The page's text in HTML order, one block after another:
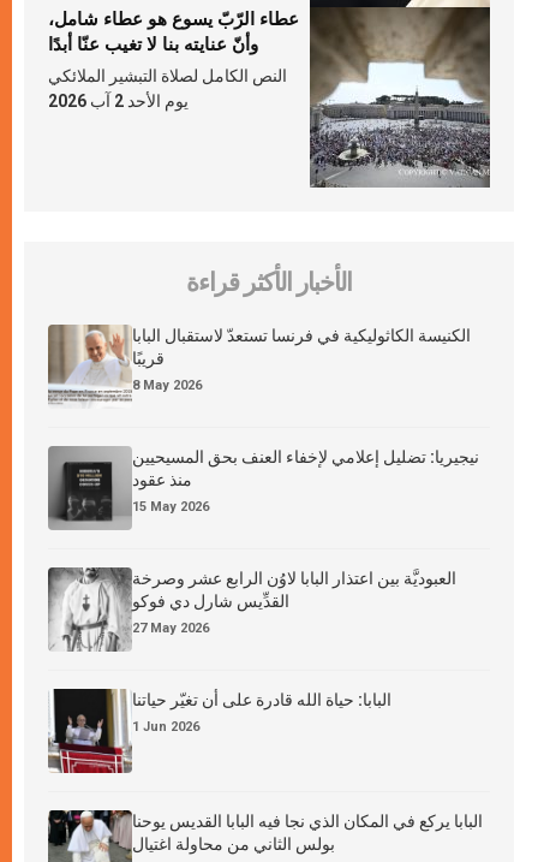
عطاء الرّبّ يسوع هو عطاء شامل،
وأنّ عنايته بنا لا تغيب عنّا أبدًا
النص الكامل لصلاة التبشير الملائكي
يوم الأحد 2 آب 2026
الأخبار الأكثر قراءة
الكنيسة الكاثوليكية في فرنسا تستعدّ لاستقبال البابا
قريبًا
8 May 2026
نيجيريا: تضليل إعلامي لإخفاء العنف بحق المسيحيين
منذ عقود
15 May 2026
العبوديَّة بين اعتذار البابا لاوُن الرابع عشر وصرخة
القدِّيس شارل دي فوكو
27 May 2026
البابا: حياة الله قادرة على أن تغيّر حياتنا
1 Jun 2026
البابا يركع في المكان الذي نجا فيه البابا القديس يوحنا
بولس الثاني من محاولة اغتيال